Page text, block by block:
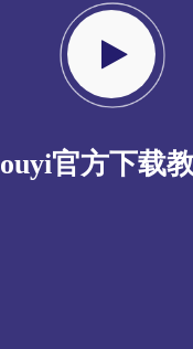
ouyi官方下载